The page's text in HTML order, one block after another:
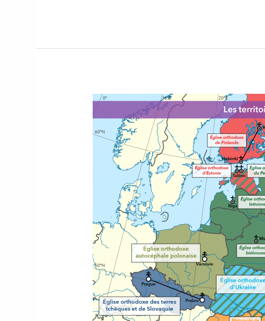
Les
autocéphales